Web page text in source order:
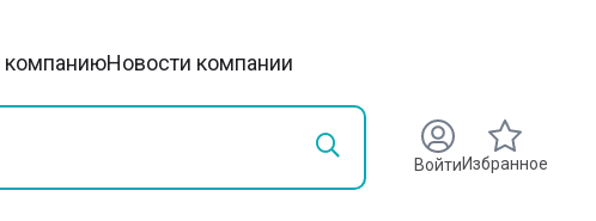
компаниюНовости компании
ВойтиИзбранное